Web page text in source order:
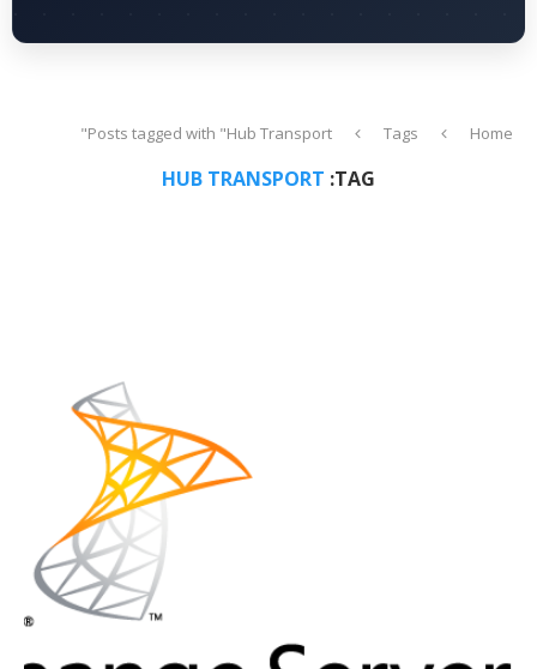
Home
Tags
Posts tagged with "Hub Transport"
TAG:
HUB TRANSPORT